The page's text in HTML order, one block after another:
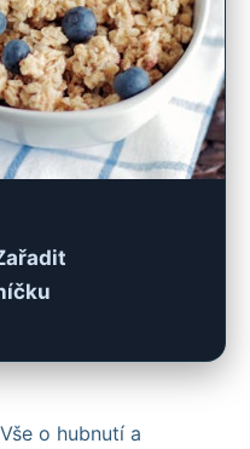
o hubnutí a